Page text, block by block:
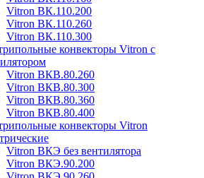
Vitron ВК.110.200
Vitron ВК.110.260
Vitron ВК.110.300
конвекторы Vitron с
Vitron ВКВ.80.260
Vitron ВКВ.80.300
Vitron ВКВ.80.360
Vitron ВКВ.80.400
конвекторы Vitron
Vitron ВКЭ без вентилятора
Vitron ВКЭ.90.200